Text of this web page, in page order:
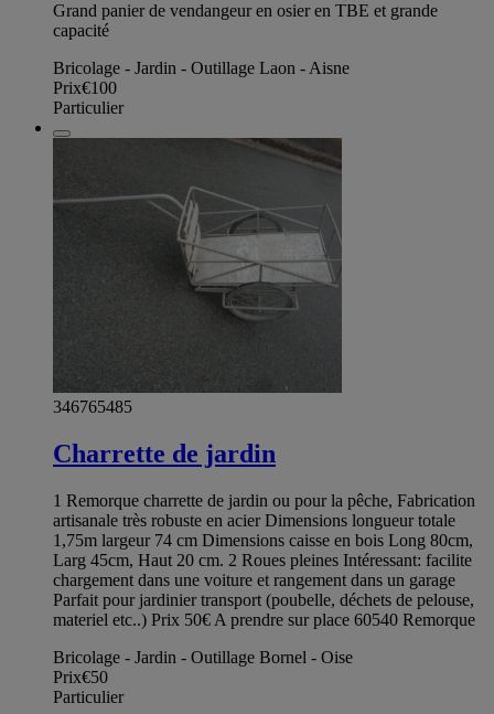
Grand panier de vendangeur en osier en TBE et grande
capacité
Bricolage - Jardin - Outillage Laon - Aisne
Prix€100
Particulier
346765485
Charrette de jardin
1 Remorque charrette de jardin ou pour la pêche, Fabrication
artisanale très robuste en acier Dimensions longueur totale
1,75m largeur 74 cm Dimensions caisse en bois Long 80cm,
Larg 45cm, Haut 20 cm. 2 Roues pleines Intéressant: facilite
chargement dans une voiture et rangement dans un garage
Parfait pour jardinier transport (poubelle, déchets de pelouse,
materiel etc..) Prix 50€ A prendre sur place 60540 Remorque
Bricolage - Jardin - Outillage Bornel - Oise
Prix€50
Particulier